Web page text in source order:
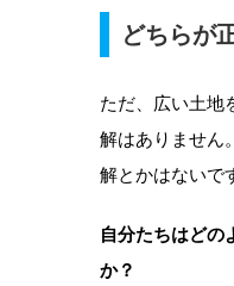
どちらが
ただ、広い土地
解はありません
解とかはないで
自分たちはどの
か？